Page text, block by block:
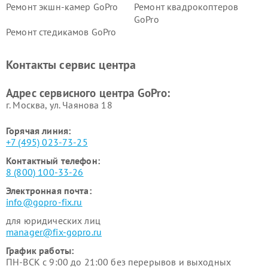
Ремонт экшн-камер GoPro
Ремонт квадрокоптеров
GoPro
Ремонт стедикамов GoPro
Контакты сервис центра
Адрес сервисного центра GoPro:
г. Москва, ул. Чаянова 18
Горячая линия:
+7 (495) 023-73-25
Контактный телефон:
8 (800) 100-33-26
Электронная почта:
info@gopro-fix.ru
для юридических лиц
manager@fix-gopro.ru
График работы:
ПН-ВСК с 9:00 до 21:00 без перерывов и выходных